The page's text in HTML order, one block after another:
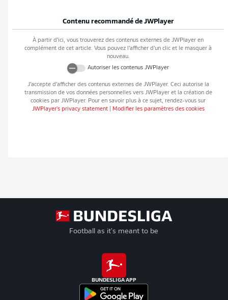
Contenu recommandé de JWPlayer
À partir d’ici, vous trouverez des contenus externes de JWPlayer en
complément de cet article. Vous pouvez l’afficher d’un clic et le masquer à
nouveau.
Autoriser les contenus JWPlayer
J’accepte d’afficher des contenus externes de JWPlayer. Ceci autorise la
transmission de vos données personnelles vers JWPlayeret la création de
cookies par JWPlayer. Pour en savoir plus à ce sujet, rendez-vous sur
JWPlayer's privacy statement| Modifier les paramètres des cookies
Football as it's meant to be
BUNDESLIGA APP